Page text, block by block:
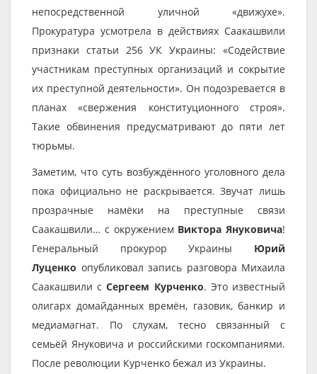
непосредственной уличной «движухе».
Прокуратура усмотрела в действиях Саакашвили
признаки статьи 256 УК Украины: «Содействие
участникам преступных организаций и сокрытие
их преступной деятельности». Он подозревается в
планах «свержения конституционного строя».
Такие обвинения предусматривают до пяти лет
тюрьмы.
Заметим, что суть возбуждённого уголовного дела
пока официально не раскрывается. Звучат лишь
прозрачные намёки на преступные связи
Саакашвили… с окружением Виктора Януковича!
Генеральный прокурор Украины Юрий
Луценко опубликовал запись разговора Михаила
Саакашвили сСергеем Курченко. Это известный
олигарх домайданных времён, газовик, банкир и
медиамагнат. По слухам, тесно связанный с
семьёй Януковича и российскими госкомпаниями.
После революции Курченко бежал из Украины.